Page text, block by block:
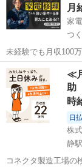
月
家
つ
未経験でも月収100
集！ 【仕事内容】 個人宅に出張し、電化製品全般の修理業務を行いま
す。 朝一にセンター集合し、部品を回収頂き、その後お客様宅に訪問
していき...
茨城 つくば市
≪
助
時
日
株
静駅
コネクタ製造工場の